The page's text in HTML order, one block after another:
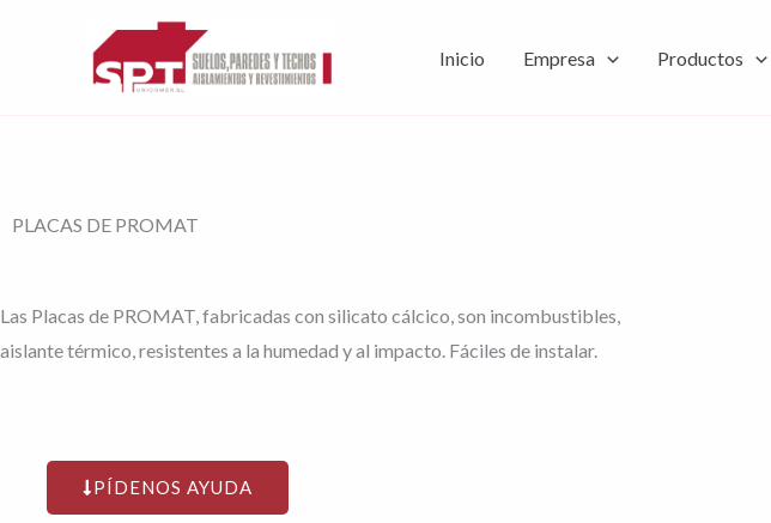
Inicio Empresa Productos
PLACAS DE PROMAT
Las Placas de PROMAT, fabricadas con silicato cálcico, son incombustibles,
aislante térmico, resistentes a la humedad y al impacto. Fáciles de instalar.
PÍDENOS AYUDA